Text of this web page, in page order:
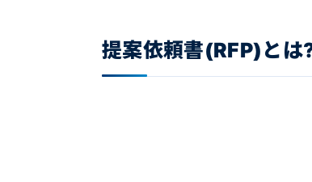
提案依頼書(RFP)とは